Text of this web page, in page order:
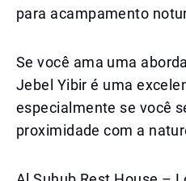
para acampamento
Se você ama uma
Jebel Yibir é uma
especialmente se você
proximidade com a